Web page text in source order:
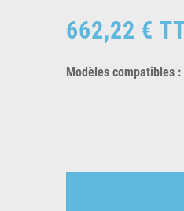
662,22 €
Modèles compatibles :